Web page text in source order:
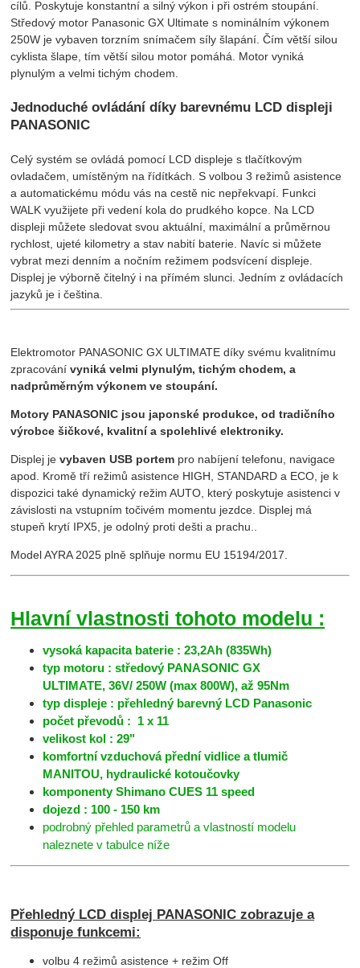
cílů. Poskytuje konstantní a silný výkon i při ostrém stoupání.
Středový motor Panasonic GX Ultimate s nominálním výkonem
250W je vybaven torzním snímačem síly šlapání. Čím větší silou
cyklista šlape, tím větší silou motor pomáhá. Motor vyniká
plynulým a velmi tichým chodem.
Jednoduché ovládání díky barevnému LCD displeji
PANASONIC
Celý systém se ovládá pomocí LCD displeje s tlačítkovým
ovladačem, umístěným na řídítkách. S volbou 3 režimů asistence
a automatickému módu vás na cestě nic nepřekvapí. Funkci
WALK využijete při vedení kola do prudkého kopce. Na LCD
displeji můžete sledovat svou aktuální, maximální a průměrnou
rychlost, ujeté kilometry a stav nabití baterie. Navíc si můžete
vybrat mezi denním a nočním režimem podsvícení displeje.
Displej je výborně čitelný i na přímém slunci. Jedním z ovládacích
jazyků je i čeština.
Elektromotor PANASONIC GX ULTIMATE díky svému kvalitnímu
zpracovánívyniká velmi plynulým, tichým chodem, a
nadprůměrným výkonem ve stoupání.
Motory PANASONIC jsou japonské produkce, od tradičního
výrobce šičkové, kvalitní a spolehlivé elektroniky.
Displej jevybaven USB portem pro nabíjení telefonu, navigace
apod. Kromě tří režimů asistence HIGH, STANDARD a ECO, je k
dispozici také dynamický režim AUTO, který poskytuje asistenci v
závislosti na vstupním točivém momentu jezdce. Displej má
stupeň krytí IPX5, je odolný proti dešti a prachu..
Model AYRA 2025 plně splňuje normu EU 15194/2017.
Hlavní vlastnosti tohoto modelu :
vysoká kapacita baterie : 23,2Ah (835Wh)
typ motoru : středový PANASONIC GX
ULTIMATE, 36V/ 250W (max 800W), až 95Nm
typ displeje : přehledný barevný LCD Panasonic
počet převodů : 1 x 11
velikost kol : 29"
komfortní vzduchová přední vidlice a tlumič
MANITOU, hydraulické kotoučovky
komponenty Shimano CUES 11 speed
dojezd : 100 - 150 km
podrobný přehled parametrů a vlastností modelu
naleznete v tabulce níže
Přehledný LCD displej PANASONIC zobrazuje a
disponuje funkcemi:
volbu 4 režimů asistence + režim Off